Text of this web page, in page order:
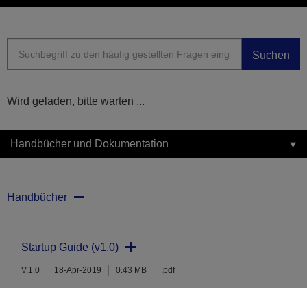
Suchen
Wird geladen, bitte warten ...
Handbücher und Dokumentation
Handbücher
Startup Guide (v1.0)
V.1.0 18-Apr-2019 0.43 MB .pdf